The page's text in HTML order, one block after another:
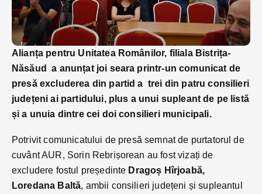
Alianța pentru Unitatea Românilor, filiala Bistrița-
Năsăud a anunțat joi seara printr-un comunicat de
presă excluderea din partid a trei din patru consilieri
județeni ai partidului, plus a unui supleant de pe listă
și a unuia dintre cei doi consilieri municipali.
Potrivit comunicatului de presă semnat de purtatorul de
cuvânt AUR, Sorin Rebrișorean au fost vizați de
excludere fostul președinte Dragoș Hîrjoabă,
Loredana Baltă, ambii consilieri județeni și supleantul